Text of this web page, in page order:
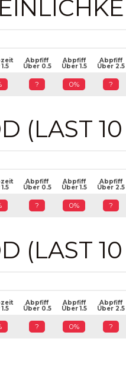
Abpfiff
Über 0.5
Abpfiff
Über 1.5
Abpfiff
Über 2.5
? 0% ?
(LAST
Abpfiff
Über 0.5
Abpfiff
Über 1.5
Abpfiff
Über 2.5
? 0% ?
(LAST
Abpfiff
Über 0.5
Abpfiff
Über 1.5
Abpfiff
Über 2.5
? 0% ?